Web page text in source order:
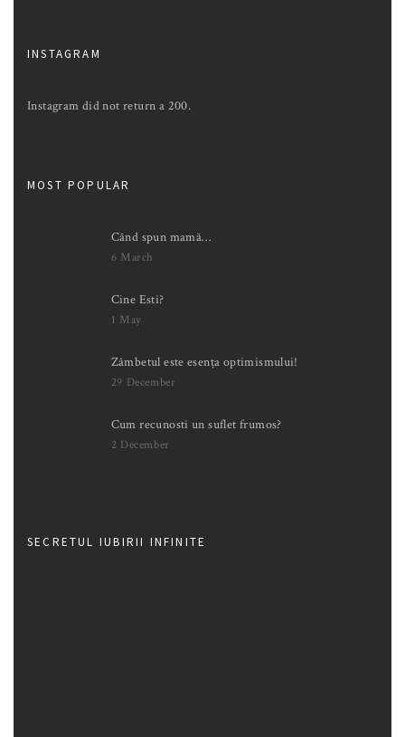
INSTAGRAM
Instagram did not return a 200.
MOST POPULAR
Când spun mamă…
6 March
Cine Esti?
1 May
Zâmbetul este esența optimismului!
29 December
Cum recunosti un suflet frumos?
2 December
SECRETUL IUBIRII INFINITE